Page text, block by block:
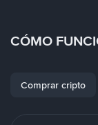
CÓMO
Comprar cripto